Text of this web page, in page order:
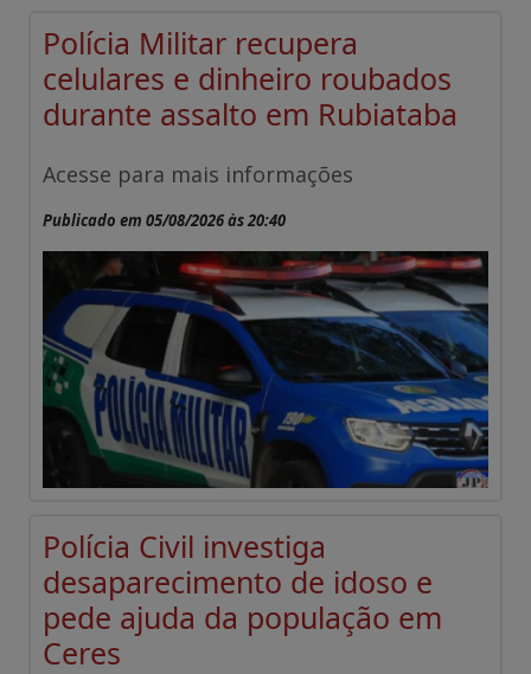
Polícia Militar recupera
celulares e dinheiro roubados
durante assalto em Rubiataba
Acesse para mais informações
Publicado em 05/08/2026 às 20:40
Polícia Civil investiga
desaparecimento de idoso e
pede ajuda da população em
Ceres